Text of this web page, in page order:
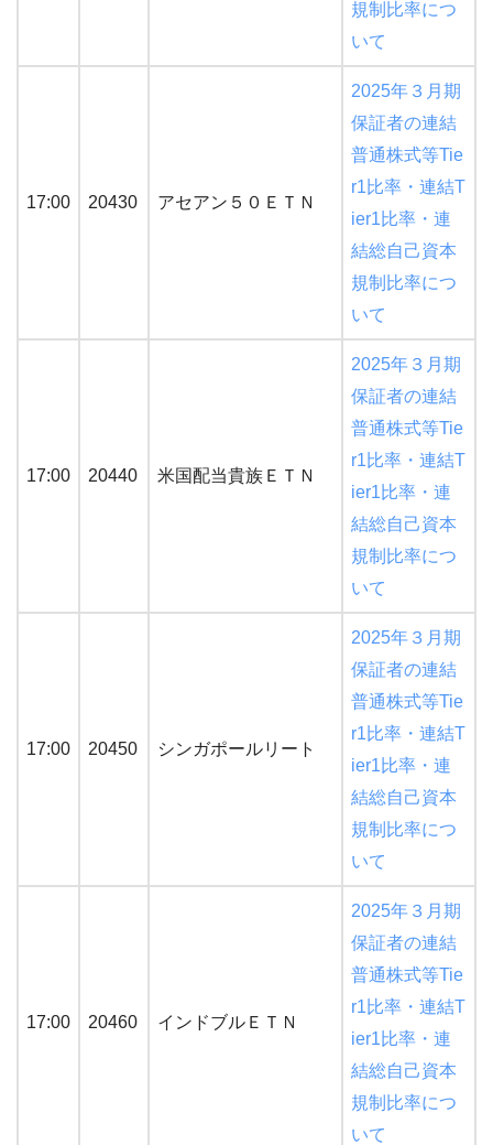
規制比率につ
いて
17:00 20430 アセアン５０ＥＴＮ
2025年３月期
保証者の連結
普通株式等Tie
r1比率・連結T
ier1比率・連
結総自己資本
規制比率につ
いて
17:00 20440 米国配当貴族ＥＴＮ
2025年３月期
保証者の連結
普通株式等Tie
r1比率・連結T
ier1比率・連
結総自己資本
規制比率につ
いて
17:00 20450 シンガポールリート
2025年３月期
保証者の連結
普通株式等Tie
r1比率・連結T
ier1比率・連
結総自己資本
規制比率につ
いて
17:00 20460 インドブルＥＴＮ
2025年３月期
保証者の連結
普通株式等Tie
r1比率・連結T
ier1比率・連
結総自己資本
規制比率につ
いて